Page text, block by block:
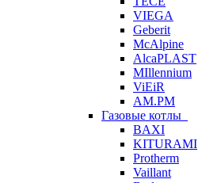
VIEGA
Geberit
McAlpine
AlcaPLAST
MIllennium
ViEiR
AM.PM
Газовые котлы
BAXI
KITURAMI
Protherm
Vaillant